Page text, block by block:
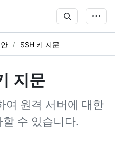
SSH 키 지문
지문
여 원격 서버에 대한
수 있습니다.